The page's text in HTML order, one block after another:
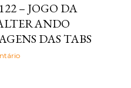
– JOGO DA
DAS TABS